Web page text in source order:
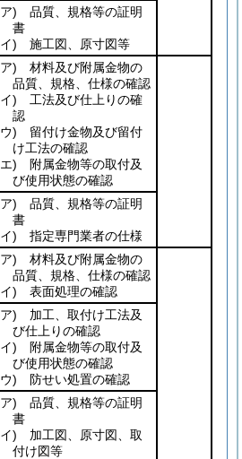
ア) 品質、規格等の証明
書
イ) 施工図、原寸図等
ア) 材料及び附属金物の
品質、規格、仕様の確認
イ) 工法及び仕上りの確
認
ウ) 留付け金物及び留付
け工法の確認
エ) 附属金物等の取付及
び使用状態の確認
ア) 品質、規格等の証明
書
イ) 指定専門業者の仕様
ア) 材料及び附属金物の
品質、規格、仕様の確認
イ) 表面処理の確認
ア) 加工、取付け工法及
び仕上りの確認
イ) 附属金物等の取付及
び使用状態の確認
ウ) 防せい処置の確認
ア) 品質、規格等の証明
書
イ) 加工図、原寸図、取
付け図等